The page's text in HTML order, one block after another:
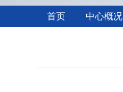
首页 中心概况